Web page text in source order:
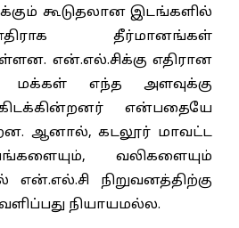
கூடுதலான இடங்களில்
எதிராக தீர்மானங்கள்
என்.எல்.சிக்கு எதிரான
மக்கள் எந்த அளவுக்கு
என்பதையே
ஆனால், கடலூர் மாவட்ட
வலிகளையும்
நிறுவனத்திற்கு
நியாயமல்ல.